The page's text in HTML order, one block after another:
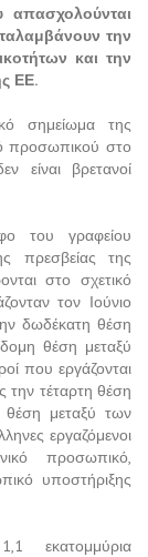
απασχολούνται
την
και την
ΕΕ.
σημείωμα της
προσωπικού στο
είναι βρετανοί
του γραφείου
πρεσβείας της
στο σχετικό
τον Ιούνιο
δωδέκατη θέση
θέση μεταξύ
που εργάζονται
την τέταρτη θέση
μεταξύ των
εργαζόμενοι
προσωπικό,
υποστήριξης
εκατομμύρια